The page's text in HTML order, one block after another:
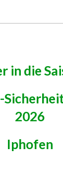
in die
2026
Iphofen